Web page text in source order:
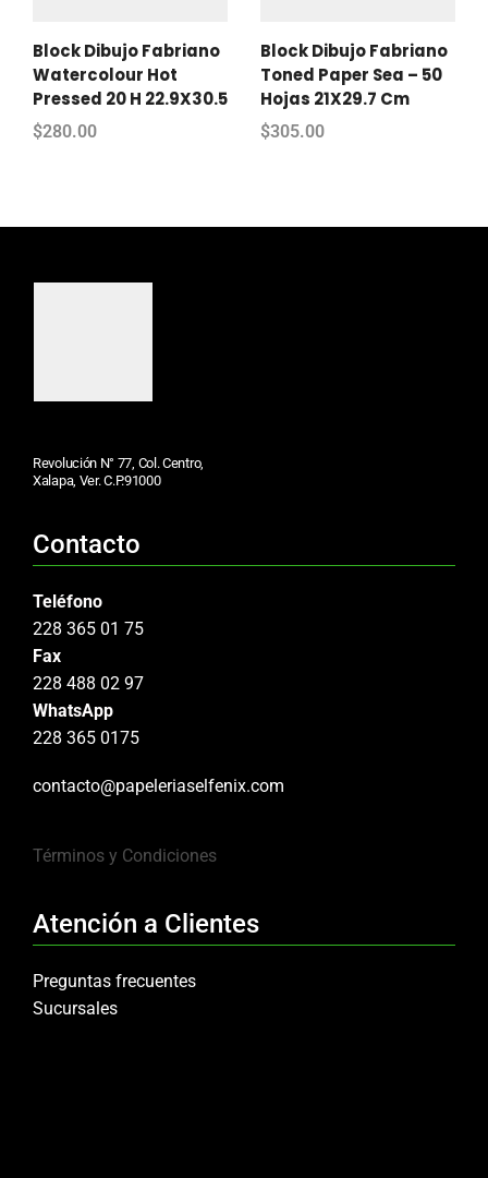
Block Dibujo Fabriano
Watercolour Hot
Pressed 20 H 22.9X30.5
$280.00
Block Dibujo Fabriano
Toned Paper Sea – 50
Hojas 21X29.7 Cm
$305.00
Revolución N° 77, Col. Centro,
Xalapa, Ver. C.P.91000
Contacto
Teléfono
228 365 01 75
Fax
228 488 02 97
WhatsApp
228 365 0175
contacto@papeleriaselfenix.com
Términos y Condiciones
Atención a Clientes
Preguntas frecuentes
Sucursales